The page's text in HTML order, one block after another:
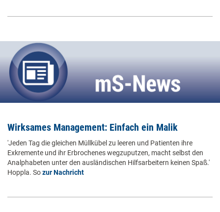
Wirksames Management: Einfach ein Malik
'Jeden Tag die gleichen Müllkübel zu leeren und Patienten ihre
Exkremente und ihr Erbrochenes wegzuputzen, macht selbst den
Analphabeten unter den ausländischen Hilfsarbeitern keinen Spaß.'
Hoppla. Sozur Nachricht